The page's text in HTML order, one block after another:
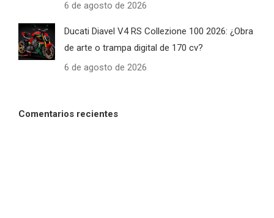
6 de agosto de 2026
Ducati Diavel V4 RS Collezione 100 2026: ¿Obra
de arte o trampa digital de 170 cv?
6 de agosto de 2026
Comentarios recientes